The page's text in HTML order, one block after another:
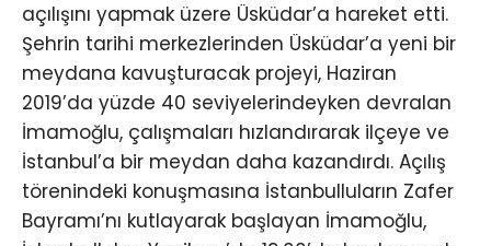
açılışını yapmak üzere Üsküdar’a hareket etti.
Şehrin tarihi merkezlerinden Üsküdar’a yeni bir
meydana kavuşturacak projeyi, Haziran
2019’da yüzde 40 seviyelerindeyken devralan
İmamoğlu, çalışmaları hızlandırarak ilçeye ve
İstanbul’a bir meydan daha kazandırdı. Açılış
törenindeki konuşmasına İstanbulluların Zafer
Bayramı’nı kutlayarak başlayan İmamoğlu,